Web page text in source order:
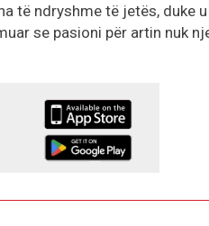
të ndryshme të jetës, duke u
se pasioni për artin nuk